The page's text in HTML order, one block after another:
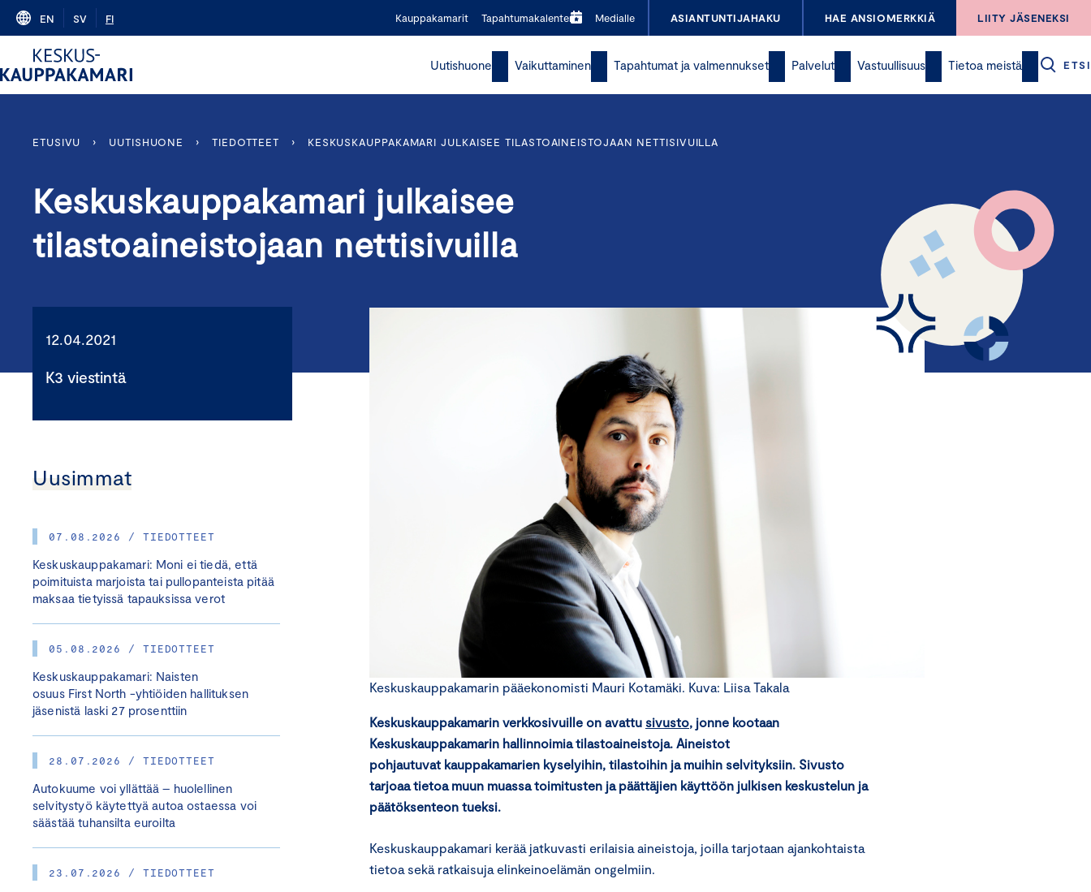
Skip
content
EN SV FI Kauppakamarit Tapahtumakalenteri Medialle ASIANTUNTIJAHAKU HAE ANSIOMERKKIÄ LIITY JÄSENEKSI
Uutishuone Vaikuttaminen Tapahtumat ja valmennukset Palvelut Vastuullisuus Tietoa meistä ETSI
ETUSIVU › UUTISHUONE › TIEDOTTEET › KESKUSKAUPPAKAMARI JULKAISEE TILASTOAINEISTOJAAN NETTISIVUILLA
Keskuskauppakamari julkaisee
tilastoaineistojaan nettisivuilla
12.04.2021
K3 viestintä
Uusimmat
07.08.2026 / TIEDOTTEET
Keskuskauppakamari: Moni ei tiedä, että
poimituista marjoista tai pullopanteista pitää
maksaa tietyissä tapauksissa verot
05.08.2026 / TIEDOTTEET
Keskuskauppakamari: Naisten
osuus First North -yhtiöiden hallituksen
jäsenistä laski 27 prosenttiin
28.07.2026 / TIEDOTTEET
Autokuume voi yllättää – huolellinen
selvitystyö käytettyä autoa ostaessa voi
säästää tuhansilta euroilta
23.07.2026 / TIEDOTTEET
Keskuskauppakamarin pääekonomisti Mauri Kotamäki. Kuva: Liisa Takala
Keskuskauppakamarin verkkosivuille on avattu sivusto, jonne kootaan
Keskuskauppakamarin hallinnoimia tilastoaineistoja. Aineistot
pohjautuvat kauppakamarien kyselyihin, tilastoihin ja muihin selvityksiin. Sivusto
tarjoaa tietoa muun muassa toimitusten ja päättäjien käyttöön julkisen keskustelun ja
päätöksenteon tueksi.
Keskuskauppakamari kerää jatkuvasti erilaisia aineistoja, joilla tarjotaan ajankohtaista
tietoa sekä ratkaisuja elinkeinoelämän ongelmiin.